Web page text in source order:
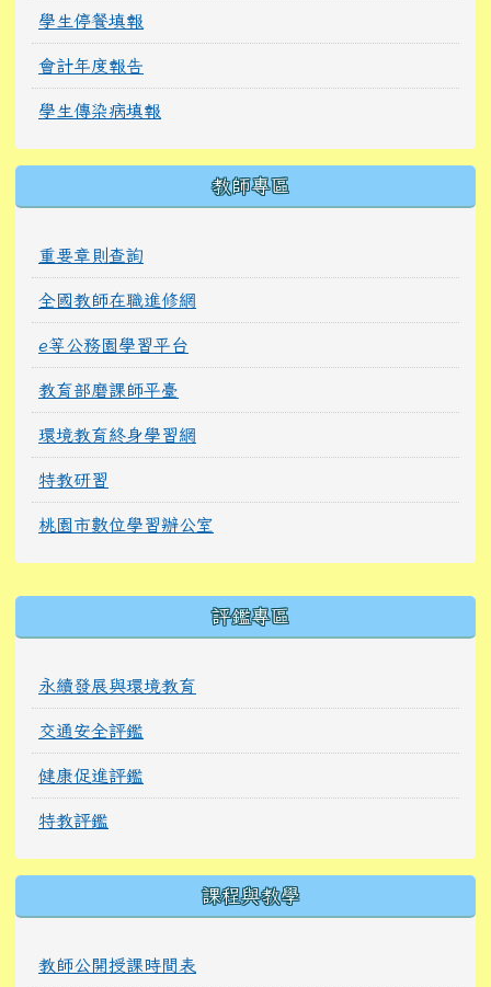
學生停餐填報
會計年度報告
學生傳染病填報
教師專區
重要章則查詢
全國教師在職進修網
e等公務園學習平台
教育部磨課師平臺
環境教育終身學習網
特教研習
桃園市數位學習辦公室
評鑑專區
永續發展與環境教育
交通安全評鑑
健康促進評鑑
特教評鑑
課程與教學
教師公開授課時間表